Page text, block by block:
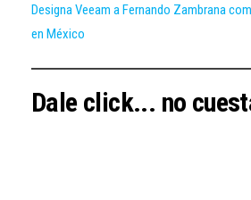
Designa Veeam a Fernando Zambrana
en México
Dale click... no